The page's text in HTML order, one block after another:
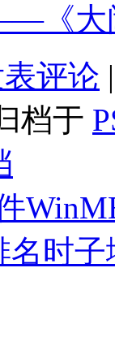
《大
评论
档于
时